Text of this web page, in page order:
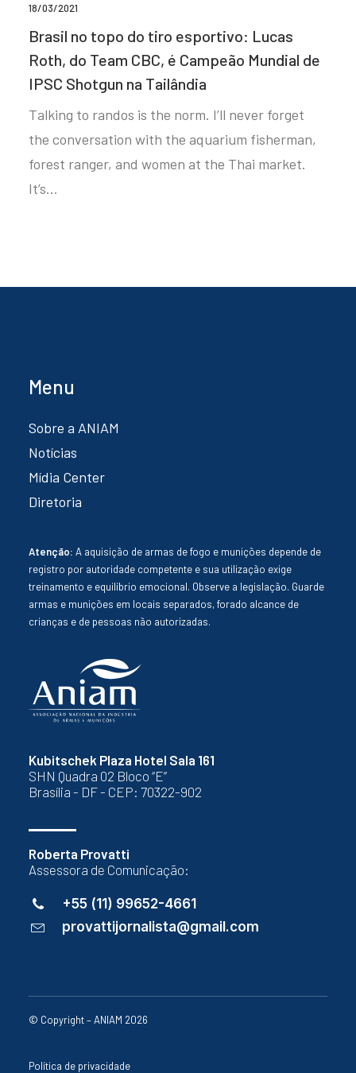
18/03/2021
Brasil no topo do tiro esportivo: Lucas
Roth, do Team CBC, é Campeão Mundial de
IPSC Shotgun na Tailândia
Talking to randos is the norm. I’ll never forget
the conversation with the aquarium fisherman,
forest ranger, and women at the Thai market.
It’s…
Kubitschek Plaza Hotel Sala 161
SHN Quadra 02 Bloco “E”
Brasília - DF - CEP: 70322-902
Roberta Provatti
Assessora de Comunicação:
+55 (11) 99652-4661
provattijornalista@gmail.com
Menu
Sobre a ANIAM
Notícias
Mídia Center
Diretoria
Atenção: A aquisição de armas de fogo e munições depende de
registro por autoridade competente e sua utilização exige
treinamento e equilíbrio emocional. Observe a legislação. Guarde
armas e munições em locais separados, forado alcance de
crianças e de pessoas não autorizadas.
© Copyright – ANIAM 2026
Política de privacidade